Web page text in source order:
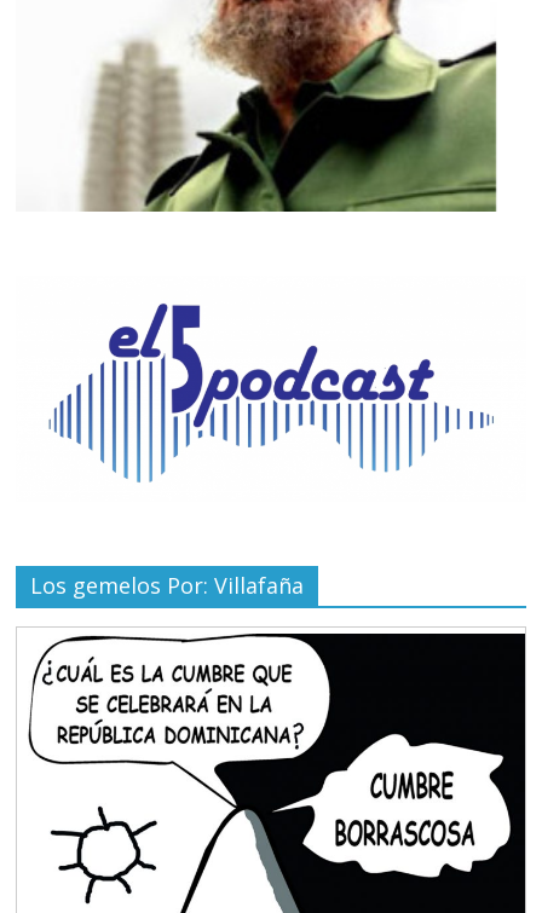
Los gemelos Por: Villafaña